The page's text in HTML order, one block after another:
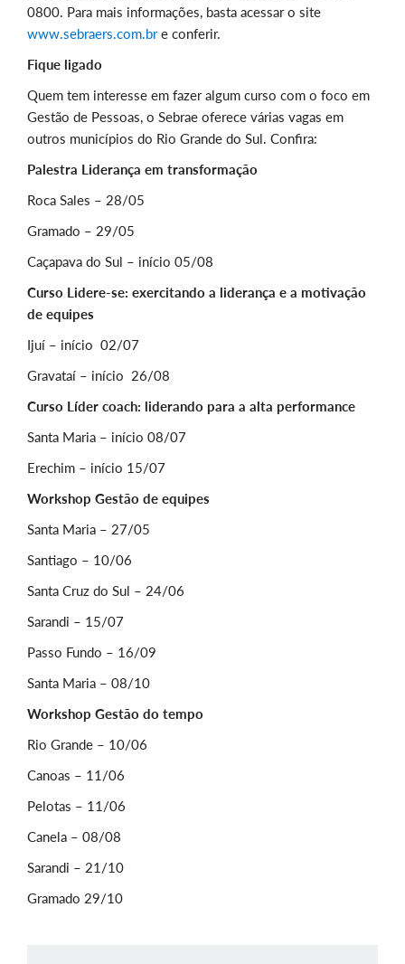
0800. Para mais informações, basta acessar o site
www.sebraers.com.bre conferir.
Fique ligado
Quem tem interesse em fazer algum curso com o foco em
Gestão de Pessoas, o Sebrae oferece várias vagas em
outros municípios do Rio Grande do Sul. Confira:
Palestra Liderança em transformação
Roca Sales – 28/05
Gramado – 29/05
Caçapava do Sul – início 05/08
Curso Lidere-se: exercitando a liderança e a motivação
de equipes
Ijuí – início 02/07
Gravataí – início 26/08
Curso Líder coach: liderando para a alta performance
Santa Maria – início 08/07
Erechim – início 15/07
Workshop Gestão de equipes
Santa Maria – 27/05
Santiago – 10/06
Santa Cruz do Sul – 24/06
Sarandi – 15/07
Passo Fundo – 16/09
Santa Maria – 08/10
Workshop Gestão do tempo
Rio Grande – 10/06
Canoas – 11/06
Pelotas – 11/06
Canela – 08/08
Sarandi – 21/10
Gramado 29/10